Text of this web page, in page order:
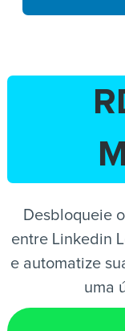
Desbloqueie
entre Linkedin
e automatize
uma